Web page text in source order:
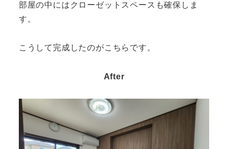
部屋の中にはクローゼットスペースも確保しま
す。
こうして完成したのがこちらです。
After